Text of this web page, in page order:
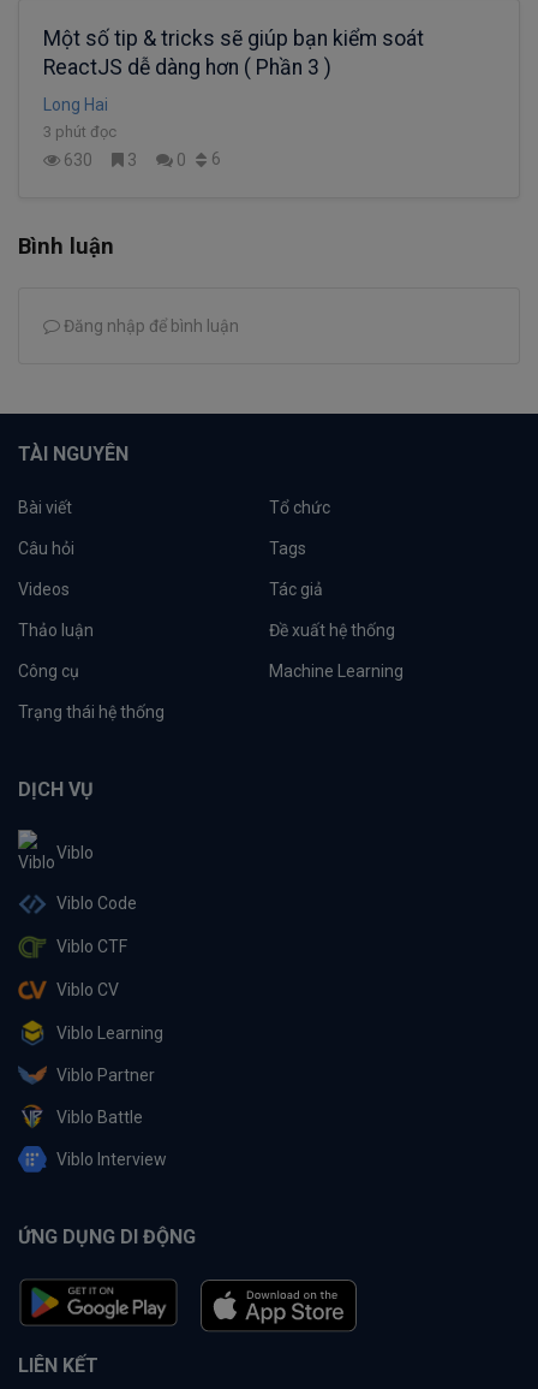
Một số tip & tricks sẽ giúp bạn kiểm soát
ReactJS dễ dàng hơn ( Phần 3 )
Long Hai
3 phút đọc
630 3 0 6
Bình luận
Đăng nhập để bình luận
TÀI NGUYÊN
Bài viết Tổ chức
Câu hỏi Tags
Videos Tác giả
Thảo luận Đề xuất hệ thống
Công cụ Machine Learning
Trạng thái hệ thống
DỊCH VỤ
Viblo
Viblo Code
Viblo CTF
Viblo CV
Viblo Learning
Viblo Partner
Viblo Battle
Viblo Interview
ỨNG DỤNG DI ĐỘNG
LIÊN KẾT